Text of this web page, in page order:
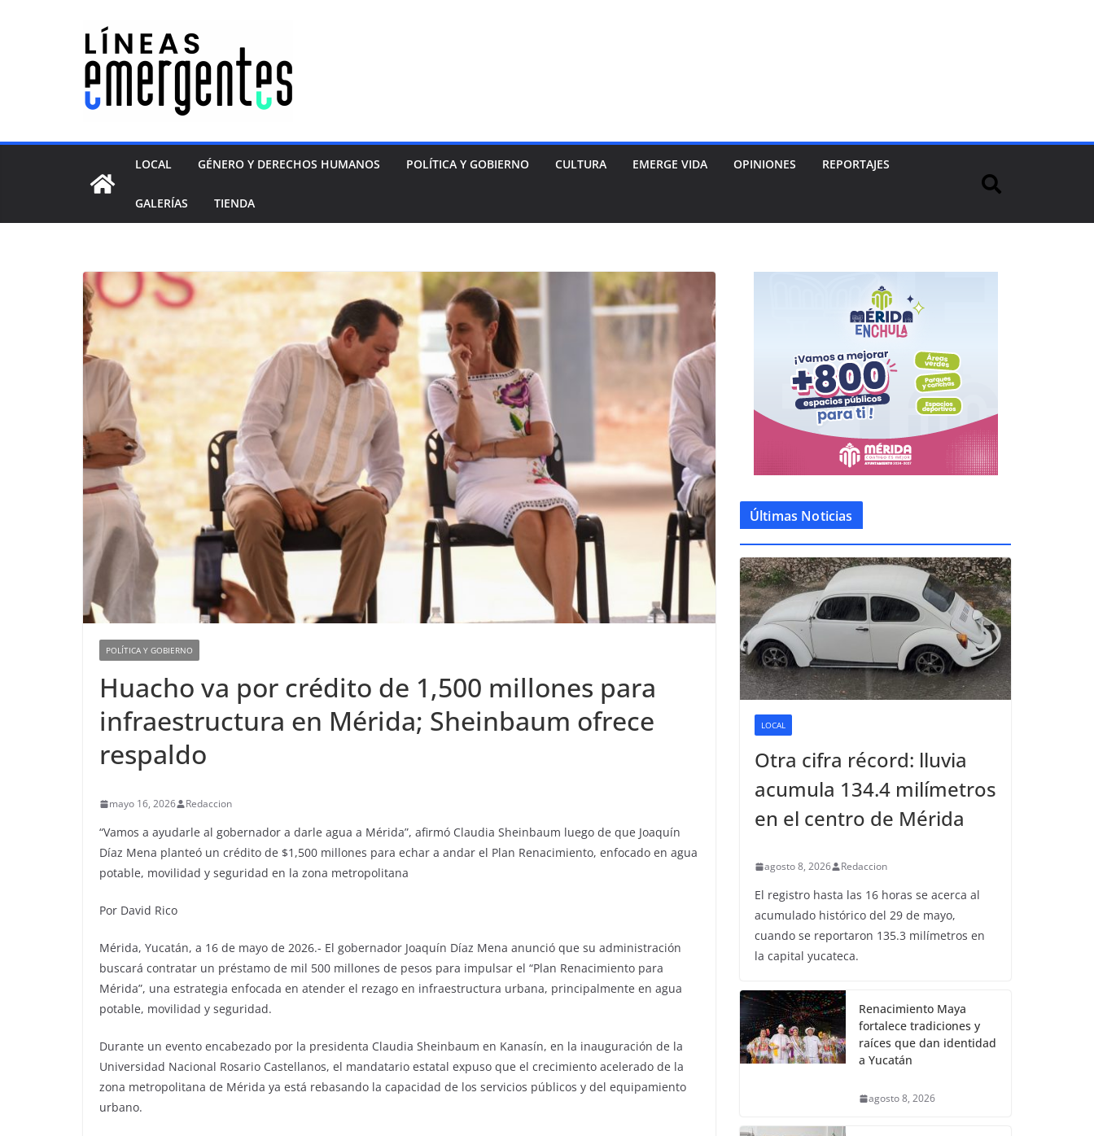
LOCAL GÉNERO Y DERECHOS HUMANOS POLÍTICA Y GOBIERNO CULTURA EMERGE VIDA OPINIONES REPORTAJES
GALERÍAS TIENDA
POLÍTICA Y GOBIERNO
Huacho va por crédito de 1,500 millones para
infraestructura en Mérida; Sheinbaum ofrece
respaldo
mayo 16, 2026 Redaccion
“Vamos a ayudarle al gobernador a darle agua a Mérida”, afirmó Claudia Sheinbaum luego de que Joaquín
Díaz Mena planteó un crédito de $1,500 millones para echar a andar el Plan Renacimiento, enfocado en agua
potable, movilidad y seguridad en la zona metropolitana
Por David Rico
Mérida, Yucatán, a 16 de mayo de 2026.- El gobernador Joaquín Díaz Mena anunció que su administración
buscará contratar un préstamo de mil 500 millones de pesos para impulsar el “Plan Renacimiento para
Mérida”, una estrategia enfocada en atender el rezago en infraestructura urbana, principalmente en agua
potable, movilidad y seguridad.
Durante un evento encabezado por la presidenta Claudia Sheinbaum en Kanasín, en la inauguración de la
Universidad Nacional Rosario Castellanos, el mandatario estatal expuso que el crecimiento acelerado de la
zona metropolitana de Mérida ya está rebasando la capacidad de los servicios públicos y del equipamiento
urbano.
Últimas Noticias
LOCAL
Otra cifra récord: lluvia
acumula 134.4 milímetros
en el centro de Mérida
agosto 8, 2026 Redaccion
El registro hasta las 16 horas se acerca al
acumulado histórico del 29 de mayo,
cuando se reportaron 135.3 milímetros en
la capital yucateca.
Renacimiento Maya
fortalece tradiciones y
raíces que dan identidad
a Yucatán
agosto 8, 2026